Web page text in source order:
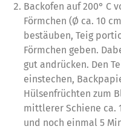
Backofen auf 200° C
Förmchen (Ø ca. 10
bestäuben, Teig
Förmchen geben.
gut andrücken. Den
einstechen,
Hülsenfrüchten zum
mittlerer Schiene ca.
und noch einmal 5